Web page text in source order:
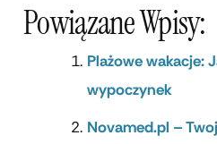
Powiązane Wpisy:
Plażowe wakacje:
wypoczynek
Novamed.pl –